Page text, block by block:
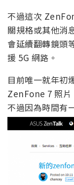
不過這次
關規格或其他消
會延續翻轉鏡頭
援 5G 網路。
目前唯一就年初
ZenFone 7 照片
不過因為時間有